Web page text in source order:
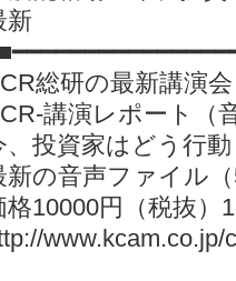
新
総研の最新講演
講演レポート（
、投資家はどう行
新の音声ファイル
格10000円（税抜）
www.kcam.co.jp/